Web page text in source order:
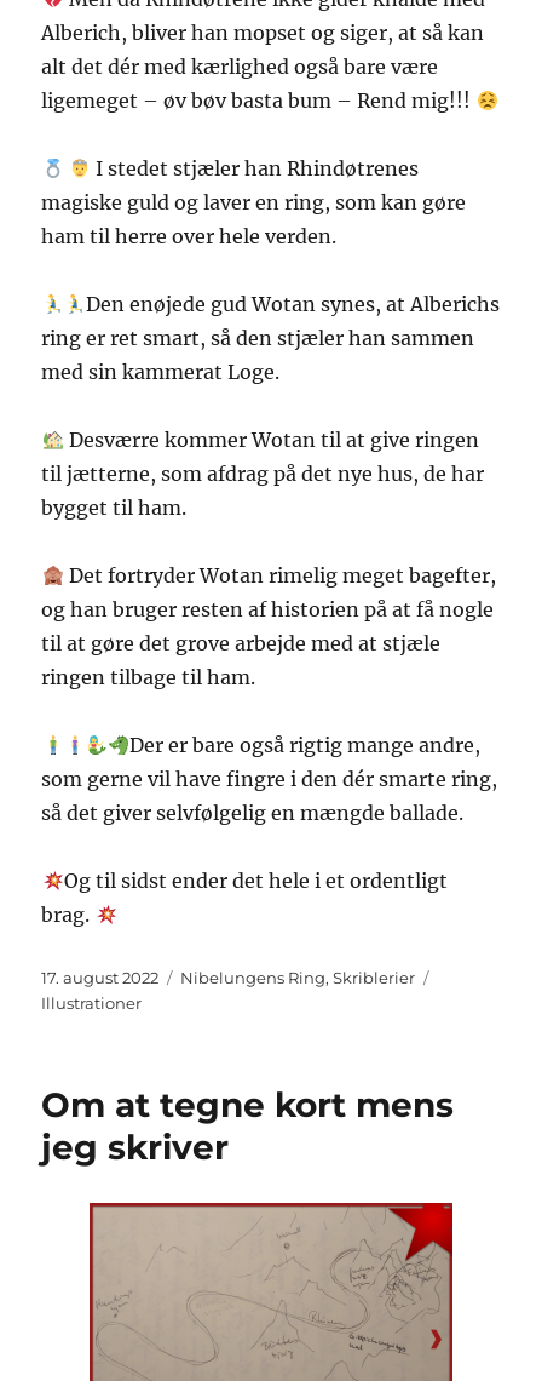
Alberich, bliver han mopset og siger, at så kan
alt det dér med kærlighed også bare være
ligemeget – øv bøv basta bum – Rend mig!!!
I stedet stjæler han Rhindøtrenes
magiske guld og laver en ring, som kan gøre
ham til herre over hele verden.
Den enøjede gud Wotan synes, at Alberichs
ring er ret smart, så den stjæler han sammen
med sin kammerat Loge.
Desværre kommer Wotan til at give ringen
til jætterne, som afdrag på det nye hus, de har
bygget til ham.
Det fortryder Wotan rimelig meget bagefter,
og han bruger resten af historien på at få nogle
til at gøre det grove arbejde med at stjæle
ringen tilbage til ham.
Der er bare også rigtig mange andre,
som gerne vil have fingre i den dér smarte ring,
så det giver selvfølgelig en mængde ballade.
Og til sidst ender det hele i et ordentligt
brag.
Udgivet
17. august 2022 Kategorier
Nibelungens Ring,Skriblerier
Illustrationer
Om at tegne kort mens
jeg skriver